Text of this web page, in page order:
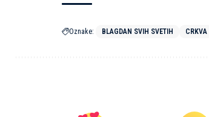
Oznake: BLAGDAN SVIH SVETIH CRKVA